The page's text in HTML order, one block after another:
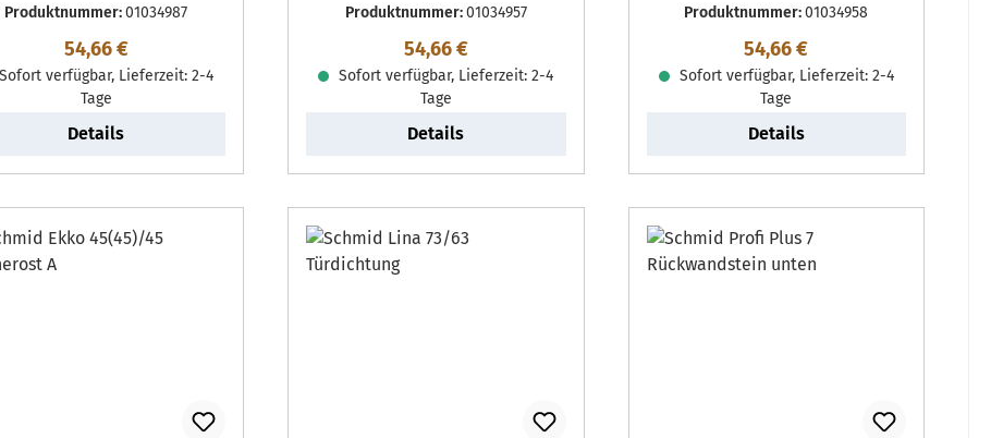
Produktnummer:01034987
Regulärer Preis:
54,66 €
Sofort verfügbar, Lieferzeit: 2-4
Tage
Details
Produktnummer:01034957
Regulärer Preis:
54,66 €
Sofort verfügbar, Lieferzeit: 2-4
Tage
Details
Produktnummer:01034958
Regulärer Preis:
54,66 €
Sofort verfügbar, Lieferzeit: 2-4
Tage
Details